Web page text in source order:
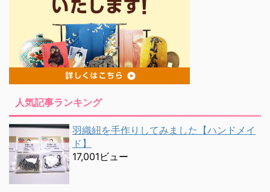
人気記事ランキング
羽織紐を手作りしてみました【ハンドメイ
ド】
17,001ビュー